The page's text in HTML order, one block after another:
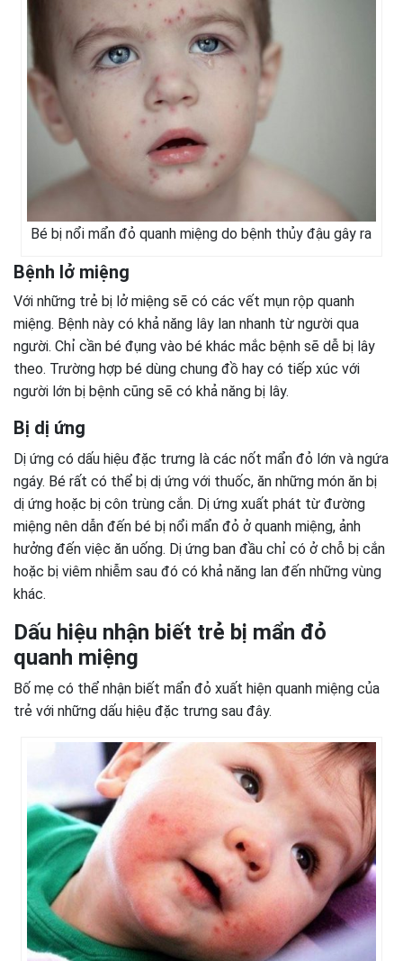
Bé bị nổi mẩn đỏ quanh miệng do bệnh thủy đậu gây ra
Bệnh lở miệng
Với những trẻ bị lở miệng sẽ có các vết mụn rộp quanh
miệng. Bệnh này có khả năng lây lan nhanh từ người qua
người. Chỉ cần bé đụng vào bé khác mắc bệnh sẽ dễ bị lây
theo. Trường hợp bé dùng chung đồ hay có tiếp xúc với
người lớn bị bệnh cũng sẽ có khả năng bị lây.
Bị dị ứng
Dị ứng có dấu hiệu đặc trưng là các nốt mẩn đỏ lớn và ngứa
ngáy. Bé rất có thể bị dị ứng với thuốc, ăn những món ăn bị
dị ứng hoặc bị côn trùng cắn. Dị ứng xuất phát từ đường
miệng nên dẫn đến bé bị nổi mẩn đỏ ở quanh miệng, ảnh
hưởng đến việc ăn uống. Dị ứng ban đầu chỉ có ở chỗ bị cắn
hoặc bị viêm nhiễm sau đó có khả năng lan đến những vùng
khác.
Dấu hiệu nhận biết trẻ bị mẩn đỏ
quanh miệng
Bố mẹ có thể nhận biết mẩn đỏ xuất hiện quanh miệng của
trẻ với những dấu hiệu đặc trưng sau đây.